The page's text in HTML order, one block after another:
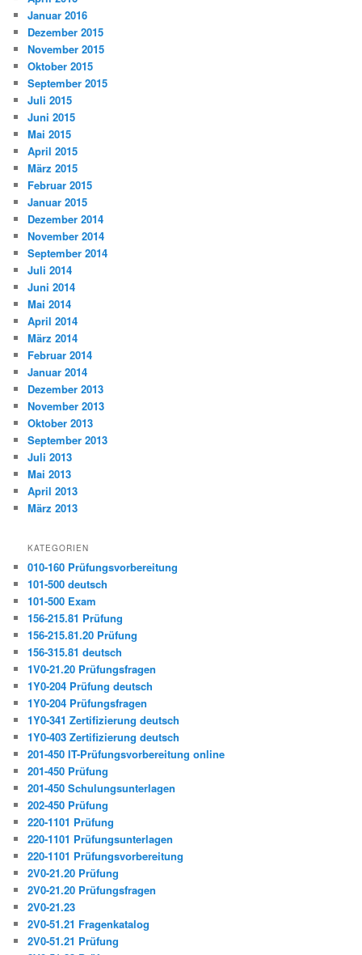
Januar 2016
Dezember 2015
November 2015
Oktober 2015
September 2015
Juli 2015
Juni 2015
Mai 2015
April 2015
März 2015
Februar 2015
Januar 2015
Dezember 2014
November 2014
September 2014
Juli 2014
Juni 2014
Mai 2014
April 2014
März 2014
Februar 2014
Januar 2014
Dezember 2013
November 2013
Oktober 2013
September 2013
Juli 2013
Mai 2013
April 2013
März 2013
KATEGORIEN
010-160 Prüfungsvorbereitung
101-500 deutsch
101-500 Exam
156-215.81 Prüfung
156-215.81.20 Prüfung
156-315.81 deutsch
1V0-21.20 Prüfungsfragen
1Y0-204 Prüfung deutsch
1Y0-204 Prüfungsfragen
1Y0-341 Zertifizierung deutsch
1Y0-403 Zertifizierung deutsch
201-450 IT-Prüfungsvorbereitung online
201-450 Prüfung
201-450 Schulungsunterlagen
202-450 Prüfung
220-1101 Prüfung
220-1101 Prüfungsunterlagen
220-1101 Prüfungsvorbereitung
2V0-21.20 Prüfung
2V0-21.20 Prüfungsfragen
2V0-21.23
2V0-51.21 Fragenkatalog
2V0-51.21 Prüfung